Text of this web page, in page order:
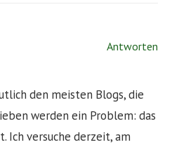
Antworten
den meisten Blogs, die
werden ein Problem: das
Ich versuche derzeit, am